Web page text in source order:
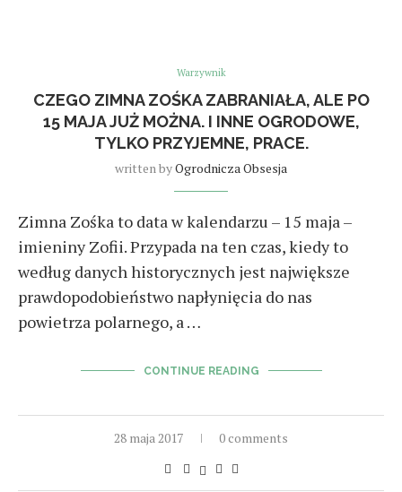
Warzywnik
CZEGO ZIMNA ZOŚKA ZABRANIAŁA, ALE PO
15 MAJA JUŻ MOŻNA. I INNE OGRODOWE,
TYLKO PRZYJEMNE, PRACE.
written byOgrodnicza Obsesja
Zimna Zośka to data w kalendarzu – 15 maja –
imieniny Zofii. Przypada na ten czas, kiedy to
według danych historycznych jest największe
prawdopodobieństwo napłynięcia do nas
powietrza polarnego, a …
CONTINUE READING
28 maja 2017 0 comments